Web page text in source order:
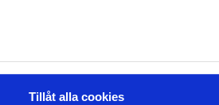
Tillåt alla cookies